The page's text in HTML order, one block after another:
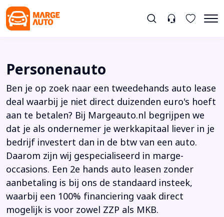
Personenauto
Ben je op zoek naar een tweedehands auto lease
deal waarbij je niet direct duizenden euro's hoeft
aan te betalen? Bij Margeauto.nl begrijpen we
dat je als ondernemer je werkkapitaal liever in je
bedrijf investert dan in de btw van een auto.
Daarom zijn wij gespecialiseerd in marge-
occasions. Een 2e hands auto leasen zonder
aanbetaling is bij ons de standaard insteek,
waarbij een 100% financiering vaak direct
mogelijk is voor zowel ZZP als MKB.